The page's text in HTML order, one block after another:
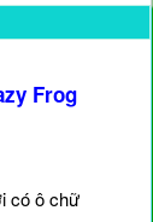
Frog
có ô chữ